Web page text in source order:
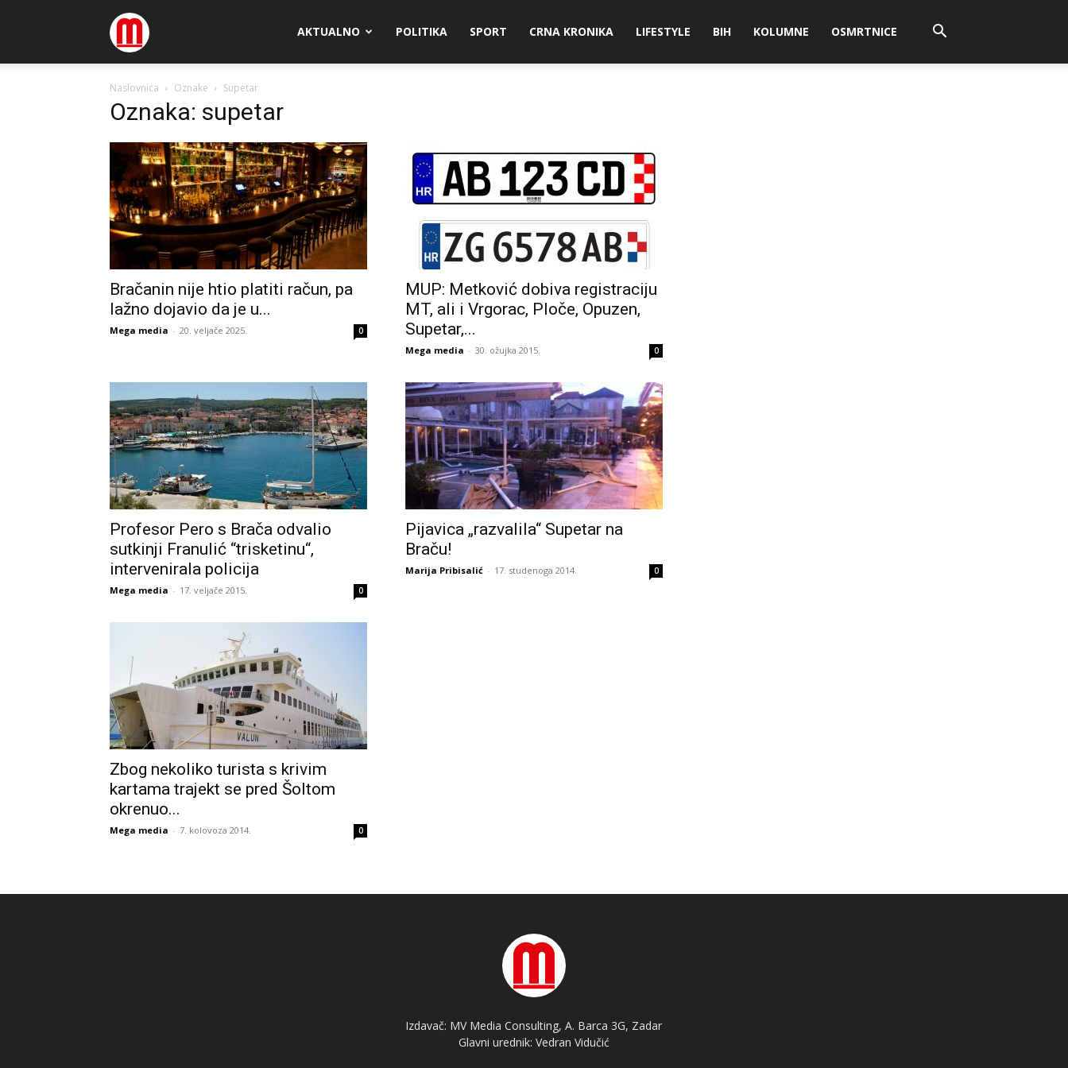
Megamedia AKTUALNO POLITIKA SPORT CRNA KRONIKA LIFESTYLE BIH KOLUMNE OSMRTNICE
Naslovnica Oznake Supetar
Oznaka: supetar
Bračanin nije htio platiti račun, pa
lažno dojavio da je u...
Mega media - 20. veljače 2025. 0
MUP: Metković dobiva registraciju
MT, ali i Vrgorac, Ploče, Opuzen,
Supetar,...
Mega media - 30. ožujka 2015. 0
Profesor Pero s Brača odvalio
sutkinji Franulić “trisketinu“,
intervenirala policija
Mega media - 17. veljače 2015. 0
Pijavica „razvalila“ Supetar na
Braču!
Marija Pribisalić - 17. studenoga 2014. 0
Zbog nekoliko turista s krivim
kartama trajekt se pred Šoltom
okrenuo...
Mega media - 7. kolovoza 2014. 0
Izdavač: MV Media Consulting, A. Barca 3G, Zadar
Glavni urednik: Vedran Vidučić